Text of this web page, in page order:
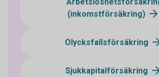
(inkomstförsäkring)
Olycksfallsförsäkring
Sjukkapitalförsäkring